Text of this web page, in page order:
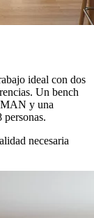
ideal con dos
Un bench
y una
necesaria